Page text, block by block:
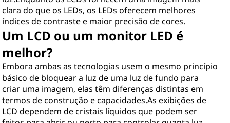
clara do que os LEDs, os LEDs oferecem melhores
índices de contraste e maior precisão de cores.
Um LCD ou um monitor LED é
melhor?
Embora ambas as tecnologias usem o mesmo princípio
básico de bloquear a luz de uma luz de fundo para
criar uma imagem, elas têm diferenças distintas em
termos de construção e capacidades.As exibições de
LCD dependem de cristais líquidos que podem ser